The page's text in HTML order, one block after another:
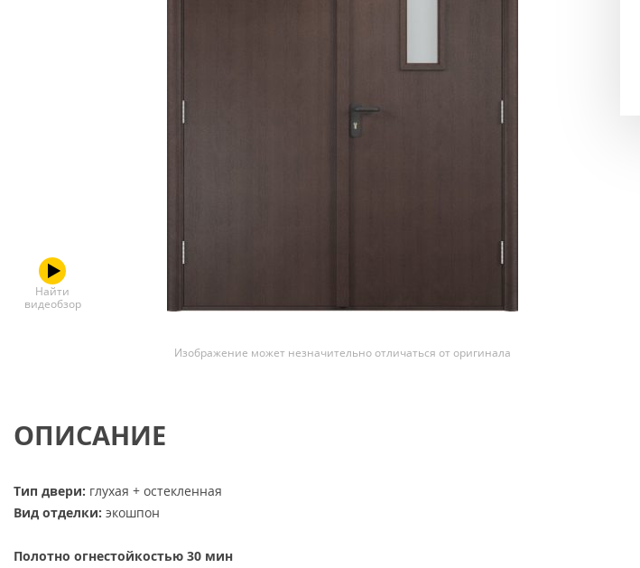
Найти
видеобзор
Изображение может незначительно отличаться от оригинала
ОПИСАНИЕ
Тип двери: глухая + остекленная
Вид отделки: экошпон
Полотно огнестойкостью 30 мин